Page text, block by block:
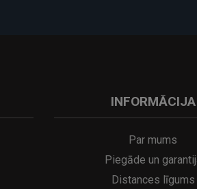
A
kumulatora LED galda lampa SERINA Mini Ø80×200 mm..
21.95€
INFORMĀCIJA
Par mums
Piegāde un
Distances līgums